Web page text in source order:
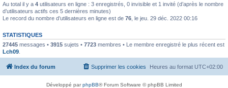
Au total il y a 4 utilisateurs en ligne : 3 enregistrés, 0 invisible et 1 invité (d’après le nombre
d’utilisateurs actifs ces 5 dernières minutes)
Le record du nombre d’utilisateurs en ligne est de 76 , le jeu. 29 déc. 2022 00:16
STATISTIQUES
27445 messages • 3915 sujets • 7723 membres • Le membre enregistré le plus récent est
Lch09
Index du forum Heures au format UTC+02:00
Supprimer les cookies
Développé parphpBB® Forum Software © phpBB Limited